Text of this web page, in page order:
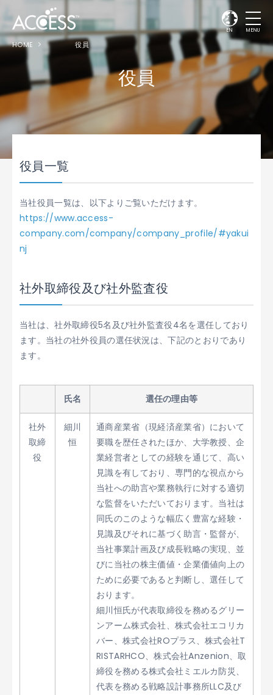
EN MENU
HOME 役員
役員
役員一覧
当社役員一覧は、以下よりご覧いただけます。
https://www.access-
company.com/company/company_profile/#yakui
nj
社外取締役及び社外監査役
当社は、社外取締役5名及び社外監査役4名を選任しており
ます。当社の社外役員の選任状況は、下記のとおりであり
ます。
氏名 選任の理由等
社外
取締
役
細川
恒
通商産業省（現経済産業省）において
要職を歴任されたほか、大学教授、企
業経営者としての経験を通じて、高い
見識を有しており、専門的な視点から
当社への助言や業務執行に対する適切
な監督をいただいております。当社は
同氏のこのような幅広く豊富な経験・
見識及びそれに基づく助言・監督が、
当社事業計画及び成長戦略の実現、並
びに当社の株主価値・企業価値向上の
ために必要であると判断し、選任して
おります。
細川恒氏が代表取締役を務めるグリー
ンアーム株式会社、株式会社エコリカ
バー、株式会社ROプラス、株式会社T
RISTARHCO、株式会社Anzenion、取
締役を務める株式会社ミエルカ防災、
代表を務める戦略設計事務所LLC及び